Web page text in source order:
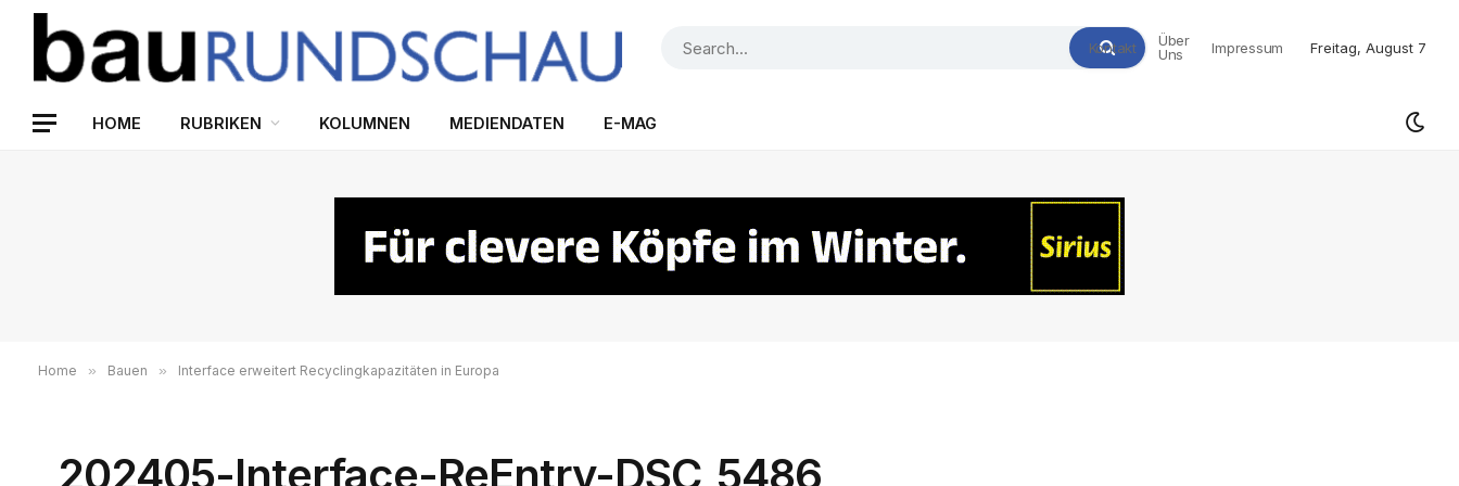
Kontakt
Über
Uns
Impressum Freitag, August 7
HOME RUBRIKEN KOLUMNEN MEDIENDATEN E-MAG
Home » Bauen » Interface erweitert Recyclingkapazitäten in Europa
_202405-Interface-ReEntry-DSC_5486